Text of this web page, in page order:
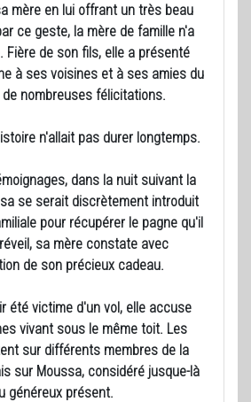
mère en lui offrant un très beau
ce geste, la mère de famille n'a
Fière de son fils, elle a présenté
à ses voisines et à ses amies du
nombreuses félicitations.
n'allait pas durer longtemps.
dans la nuit suivant la
se serait discrètement introduit
pour récupérer le pagne qu'il
sa mère constate avec
de son précieux cadeau.
été victime d'un vol, elle accuse
vivant sous le même toit. Les
sur différents membres de la
sur Moussa, considéré jusque-là
généreux présent.